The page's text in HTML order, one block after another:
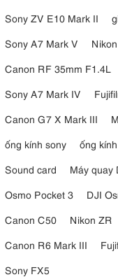
Sony ZV E10 Mark II
Sony A7 Mark V
Canon RF 35mm F1.4L
Sony A7 Mark IV
Canon G7 X Mark III
ống kính sony
ống
Sound card
Máy quay
Osmo Pocket 3
DJI
Canon C50
Nikon ZR
Canon R6 Mark III
Sony FX5